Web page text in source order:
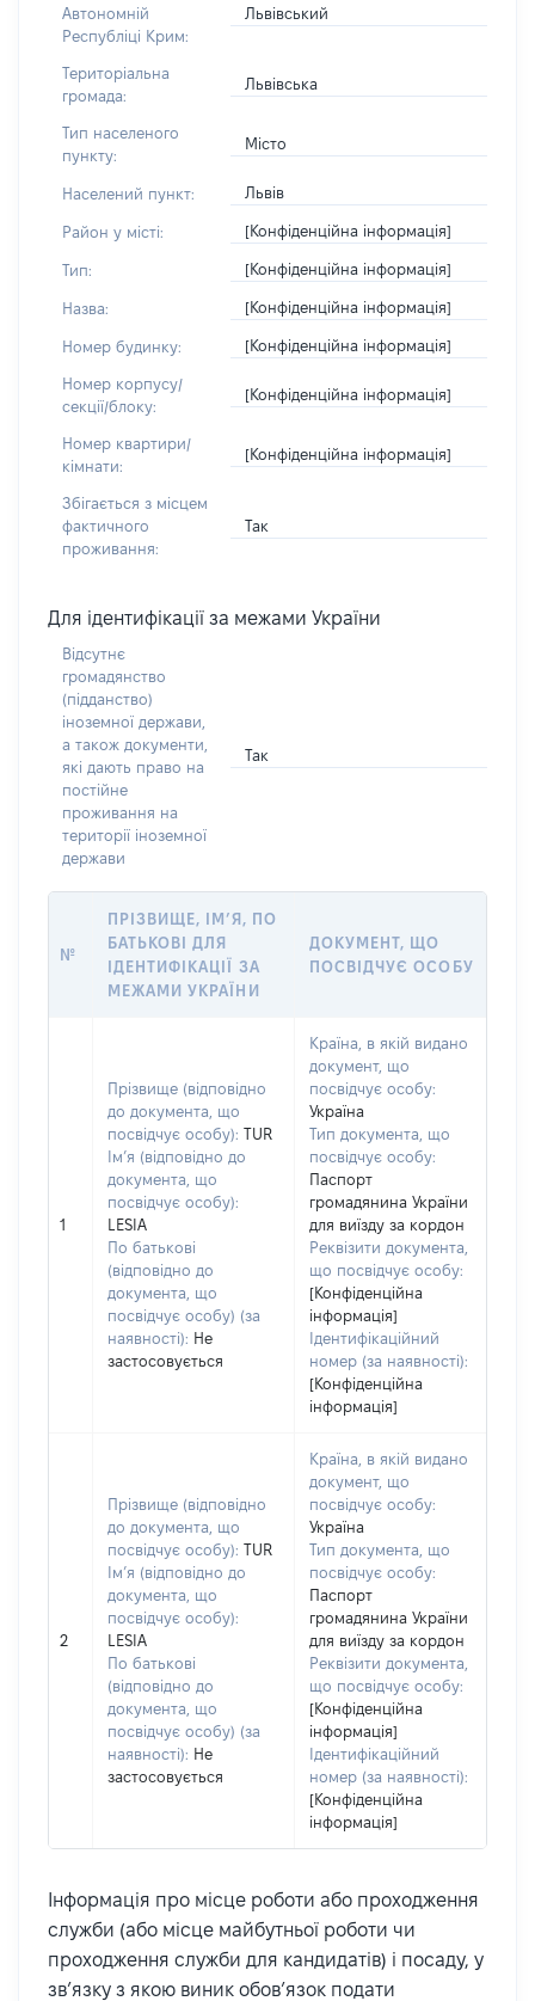
Автономній
Республіці Крим:
Львівський
Територіальна
громада:
Львівська
Тип населеного
пункту:
Місто
Населений пункт: Львів
Район у місті: [Конфіденційна інформація]
Тип: [Конфіденційна інформація]
Назва: [Конфіденційна інформація]
Номер будинку: [Конфіденційна інформація]
Номер корпусу/
секції/блоку:
[Конфіденційна інформація]
Номер квартири/
кімнати:
[Конфіденційна інформація]
Збігається з місцем
фактичного
проживання:
Так
Для ідентифікації за межами України
Відсутнє
громадянство
(підданство)
іноземної держави,
а також документи,
які дають право на
постійне
проживання на
території іноземної
держави
Так
№
ПРІЗВИЩЕ, ІМ’Я, ПО
БАТЬКОВІ ДЛЯ
ІДЕНТИФІКАЦІЇ ЗА
МЕЖАМИ УКРАЇНИ
ДОКУМЕНТ, ЩО
ПОСВІДЧУЄ ОСОБУ
1
Прізвище (відповідно
до документа, що
посвідчує особу): TUR
Ім’я (відповідно до
документа, що
посвідчує особу):
LESIA
По батькові
(відповідно до
документа, що
посвідчує особу) (за
наявності): Не
застосовується
Країна, в якій видано
документ, що
посвідчує особу:
Україна
Тип документа, що
посвідчує особу:
Паспорт
громадянина України
для виїзду за кордон
Реквізити документа,
що посвідчує особу:
[Конфіденційна
інформація]
Ідентифікаційний
номер (за наявності):
[Конфіденційна
інформація]
2
Прізвище (відповідно
до документа, що
посвідчує особу): TUR
Ім’я (відповідно до
документа, що
посвідчує особу):
LESIA
По батькові
(відповідно до
документа, що
посвідчує особу) (за
наявності): Не
застосовується
Країна, в якій видано
документ, що
посвідчує особу:
Україна
Тип документа, що
посвідчує особу:
Паспорт
громадянина України
для виїзду за кордон
Реквізити документа,
що посвідчує особу:
[Конфіденційна
інформація]
Ідентифікаційний
номер (за наявності):
[Конфіденційна
інформація]
Інформація про місце роботи або проходження
служби (або місце майбутньої роботи чи
проходження служби для кандидатів) і посаду, у
зв’язку з якою виник обов’язок подати